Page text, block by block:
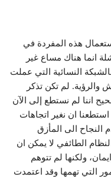
هذه المفردة في
انما هناك مساع غير
النسائية التي عملت
والرؤية. لم تكن تذكر
اننا لم نستطع إلى الآن
استطعنا ان نغير اتجاهات
النجاح الى المأزق
الطائفي لا يمكن ان
ولكنها لم تتوهم
التي تهمها وقد اعتمدت